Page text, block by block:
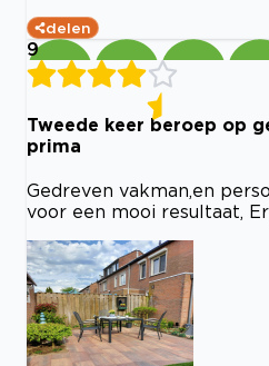
delen
9
Tweede keer beroep op
prima
Gedreven vakman,en
voor een mooi resultaat,